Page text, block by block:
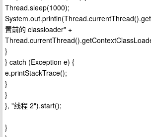
Thread.sleep(1000);
置前的 classloader" +
}
} catch (Exception e) {
e.printStackTrace();
}
}
}, "线程 2").start();
}